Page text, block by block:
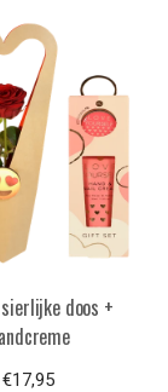
doos +
€17,95